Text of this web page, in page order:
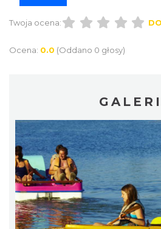
Twoja ocena:
Ocena: 0.0 (Oddano 0 głosy)